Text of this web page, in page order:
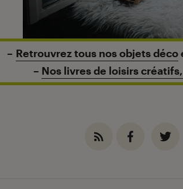
– Retrouvrez tous nos objets déco
– Nos livres de loisirs